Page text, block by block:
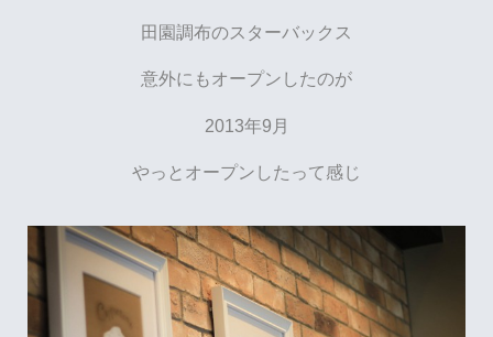
田園調布のスターバックス
意外にもオープンしたのが
2013年9月
やっとオープンしたって感じ